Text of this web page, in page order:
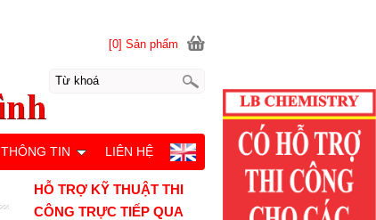
HỖ TRỢ KỸ THUẬT THI
CÔNG TRỰC TIẾP QUA
[0] Sản phẩm
THÔNG TIN LIÊN HỆ